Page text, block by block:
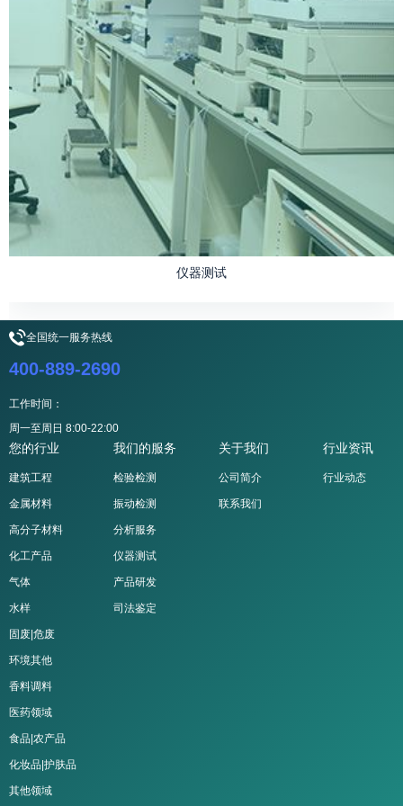
仪器测试
全国统一服务热线
400-889-2690
工作时间：
周一至周日 8:00-22:00
您的行业
建筑工程
金属材料
高分子材料
化工产品
气体
水样
固废|危废
环境其他
香料调料
医药领域
食品|农产品
化妆品|护肤品
其他领域
我们的服务
检验检测
振动检测
分析服务
仪器测试
产品研发
司法鉴定
关于我们
公司简介
联系我们
行业资讯
行业动态